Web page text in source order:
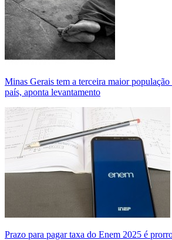
Minas Gerais tem a terceira maior
país, aponta levantamento
Prazo para pagar taxa do Enem 2025 é